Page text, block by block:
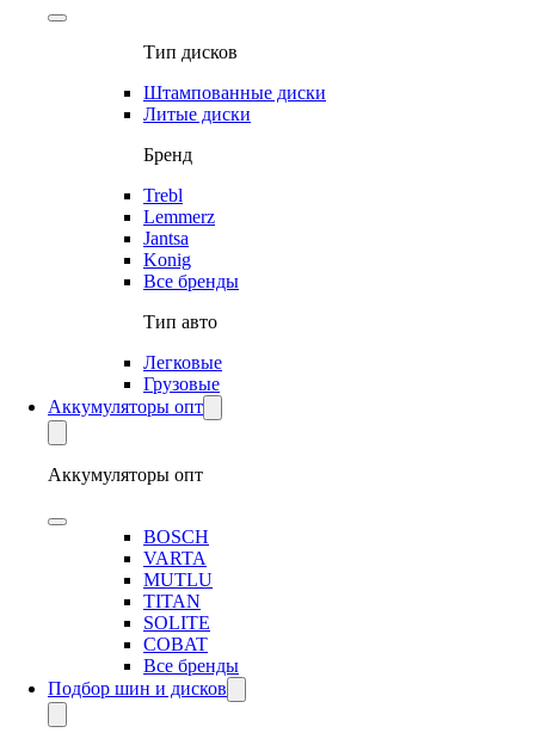
Тип дисков
Штампованные диски
Литые диски
Бренд
Trebl
Lemmerz
Jantsa
Konig
Все бренды
Тип авто
Легковые
Грузовые
Аккумуляторы опт
Аккумуляторы опт
BOSCH
VARTA
MUTLU
TITAN
SOLITE
COBAT
Все бренды
Подбор шин и дисков